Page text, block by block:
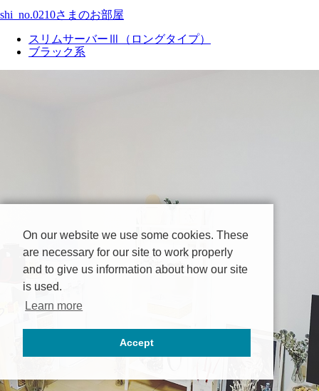
shi_no.0210さまのお部屋
スリムサーバーⅢ（ロングタイプ）
ブラック系
On our website we use some cookies. These
are necessary for our site to work properly
and to give us information about how our site
is used.
Learn more
Accept